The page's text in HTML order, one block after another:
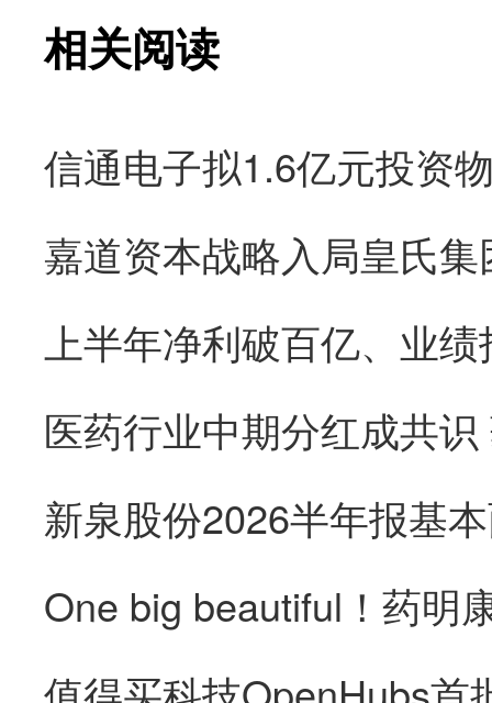
相关阅读
医药行业中期分红成共